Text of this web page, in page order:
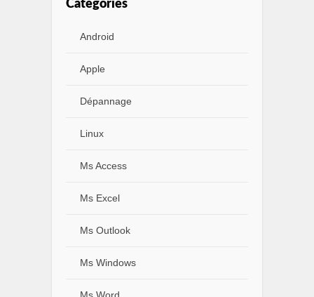
Catégories
Android
Apple
Dépannage
Linux
Ms Access
Ms Excel
Ms Outlook
Ms Windows